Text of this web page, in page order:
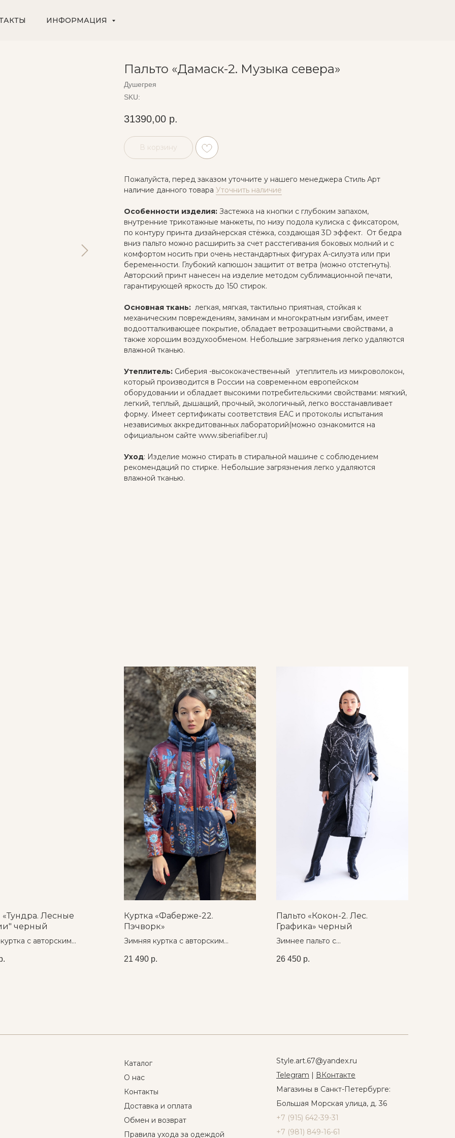
ИНФОРМАЦИЯ
Пальто «Дамаск-2. Музыка севера»
Душегрея
SKU:
31390,00 р.
В корзину
Пожалуйста, перед заказом уточните у нашего менеджера Стиль Арт
наличие данного товара Уточнить наличие
Особенности изделия: Застежка на кнопки с глубоким запахом,
внутренние трикотажные манжеты, по низу подола кулиска с фиксатором,
по контуру принта дизайнерская стёжка, создающая 3D эффект. От бедра
вниз пальто можно расширить за счет расстегивания боковых молний и с
комфортом носить при очень нестандартных фигурах А-силуэта или при
беременности. Глубокий капюшон защитит от ветра (можно отстегнуть).
Авторский принт нанесен на изделие методом сублимационной печати,
гарантирующей яркость до 150 стирок.
Основная ткань: легкая, мягкая, тактильно приятная, стойкая к
механическим повреждениям, заминам и многократным изгибам, имеет
водоотталкивающее покрытие, обладает ветрозащитными свойствами, а
также хорошим воздухообменом. Небольшие загрязнения легко удаляются
влажной тканью.
Утеплитель: Сиберия -высококачественный утеплитель из микроволокон,
который производится в России на современном европейском
оборудовании и обладает высокими потребительскими свойствами: мягкий,
легкий, теплый, дышащий, прочный, экологичный, легко восстанавливает
форму. Имеет сертификаты соответствия ЕАС и протоколы испытания
независимых аккредитованных лабораторий(можно ознакомится на
официальном сайте www.siberiafiber.ru)
Уход: Изделие можно стирать в стиральной машине с соблюдением
рекомендаций по стирке. Небольшие загрязнения легко удаляются
влажной тканью.
«Тундра. Лесные
черный
с авторским
Куртка «Фаберже-22.
Пэчворк»
Зимняя куртка с авторским
21 490 р.
Пальто «Кокон-2. Лес.
Графика» черный
Зимнее пальто с
26 450 р.
Каталог
О нас
Контакты
Доставка и оплата
Обмен и возврат
Правила ухода за одеждой
Style.art.67@yandex.ru
Telegram | ВКонтакте
Магазины в Санкт-Петербурге:
Большая Морская улица, д. 36
+7 (915) 642-39-31
+7 (981) 849-16-61